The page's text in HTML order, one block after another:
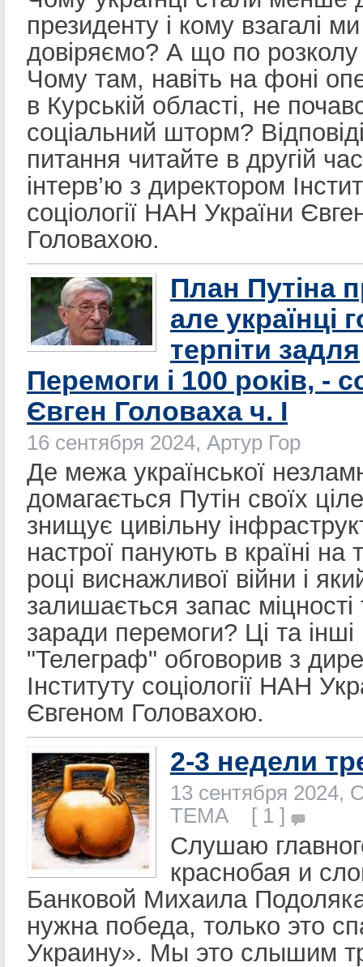
президенту і кому взагалі ми
довіряємо? А що по
Чому там, навіть на фоні
в Курській області, не
соціальний шторм?
питання читайте в другій
інтерв’ю з директором
соціології НАН України
Головахою.
План Путіна
але українці
терпіти задля
Перемоги і 100 років, -
Євген Головаха ч. I
16 сентября 2024, Артур Гор
Де межа української
домагається Путін своїх
знищує цивільну
настрої панують в країні на
році виснажливої війни і
залишається запас міцності
заради перемоги? Ці та
"Телеграф" обговорив з
Інституту соціології НАН
Євгеном Головахою.
2-3 недели
13 сентября 2024,
ТЕМА [ 1 ]
Слушаю
краснобая и
Банковой Михаила
нужна победа, только это
Украину». Мы это слышим